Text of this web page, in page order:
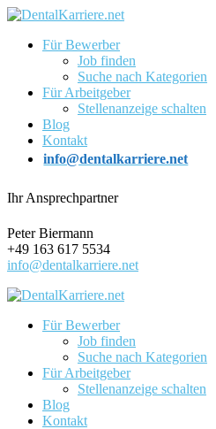
Für Bewerber
Job finden
Suche nach Kategorien
Für Arbeitgeber
Stellenanzeige schalten
Blog
Kontakt
info@dentalkarriere.net
Ihr Ansprechpartner
Peter Biermann
+49 163 617 5534
info@dentalkarriere.net
Für Bewerber
Job finden
Suche nach Kategorien
Für Arbeitgeber
Stellenanzeige schalten
Blog
Kontakt